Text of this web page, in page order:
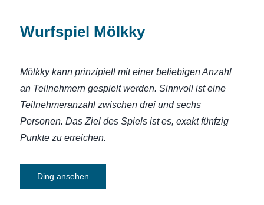
Wurfspiel Mölkky
Mölkky kann prinzipiell mit einer beliebigen Anzahl
an Teilnehmern gespielt werden. Sinnvoll ist eine
Teilnehmeranzahl zwischen drei und sechs
Personen. Das Ziel des Spiels ist es, exakt fünfzig
Punkte zu erreichen.
Ding ansehen